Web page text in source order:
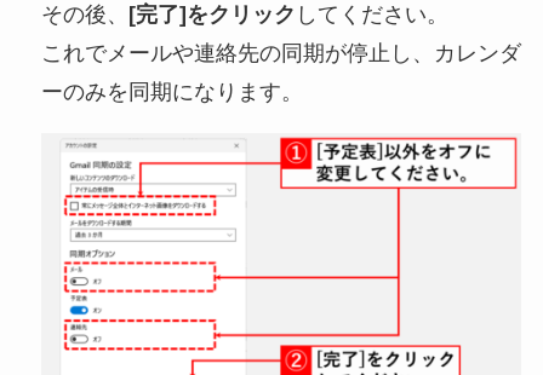
その後、 [完了]をクリック してください。
これでメールや連絡先の同期が停止し、カレンダ
ーのみを同期になります。